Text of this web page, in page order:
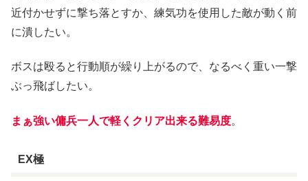
近付かせずに撃ち落とすか、練気功を使用した敵が動く前
に潰したい。
ボスは殴ると行動順が繰り上がるので、なるべく重い一撃
ぶっ飛ばしたい。
まぁ強い傭兵一人で軽くクリア出来る難易度。
EX極